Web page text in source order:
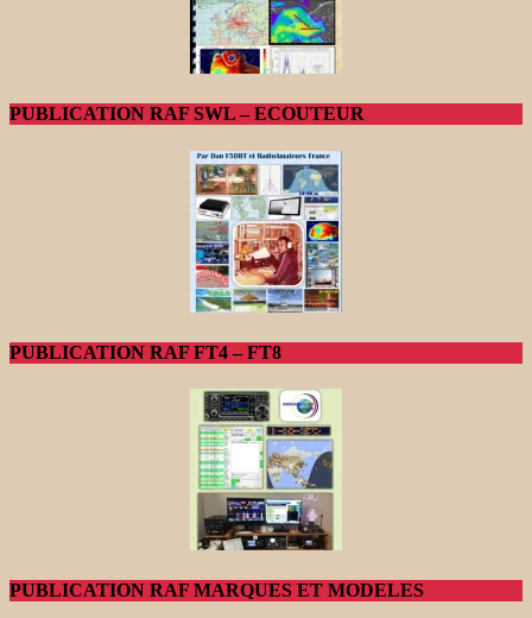
PUBLICATION RAF SWL – ECOUTEUR
PUBLICATION RAF FT4 – FT8
PUBLICATION RAF MARQUES ET MODELES